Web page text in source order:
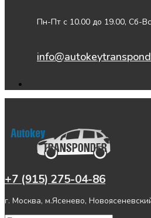
Пн-Пт с 10.00 до 19.00, Сб-
+7 (915) 275-04-86
г. Москва, м.Ясенево,